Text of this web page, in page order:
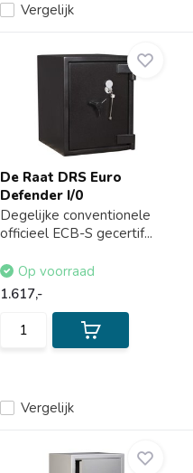
Vergelijk
De Raat DRS Euro
Defender I/0
Degelijke conventionele
officieel ECB-S gecertif...
Vergelijk
Op voorraad
1.617,-